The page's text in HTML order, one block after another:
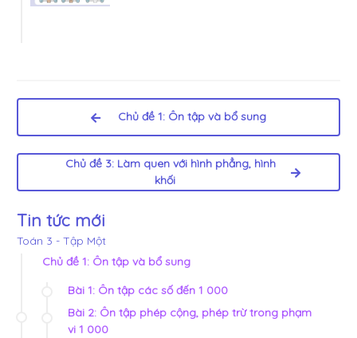
Chủ đề 1: Ôn tập và bổ sung
Chủ đề 3: Làm quen với hình phẳng, hình
khối
Tin tức mới
Toán 3 - Tập Một
Chủ đề 1: Ôn tập và bổ sung
Bài 1: Ôn tập các số đến 1 000
Bài 2: Ôn tập phép cộng, phép trừ trong phạm
vi 1 000